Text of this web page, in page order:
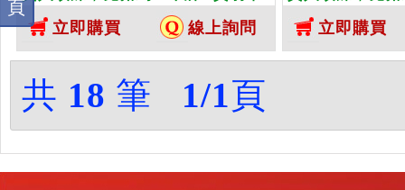
生肖羊玉珮、緬甸玉生肖羊玉墜、
羊十二生肖項鍊）。羊，ZH268。
客製化訂做各種翡翠生肖羊吊墜玉
珮項鍊。★附A貨翡翠雙證書
立即購買 線上詢問
生肖羊玉珮、
羊十二生肖項
客製化訂做各
立即購買
共 18 筆 1/1頁
頁